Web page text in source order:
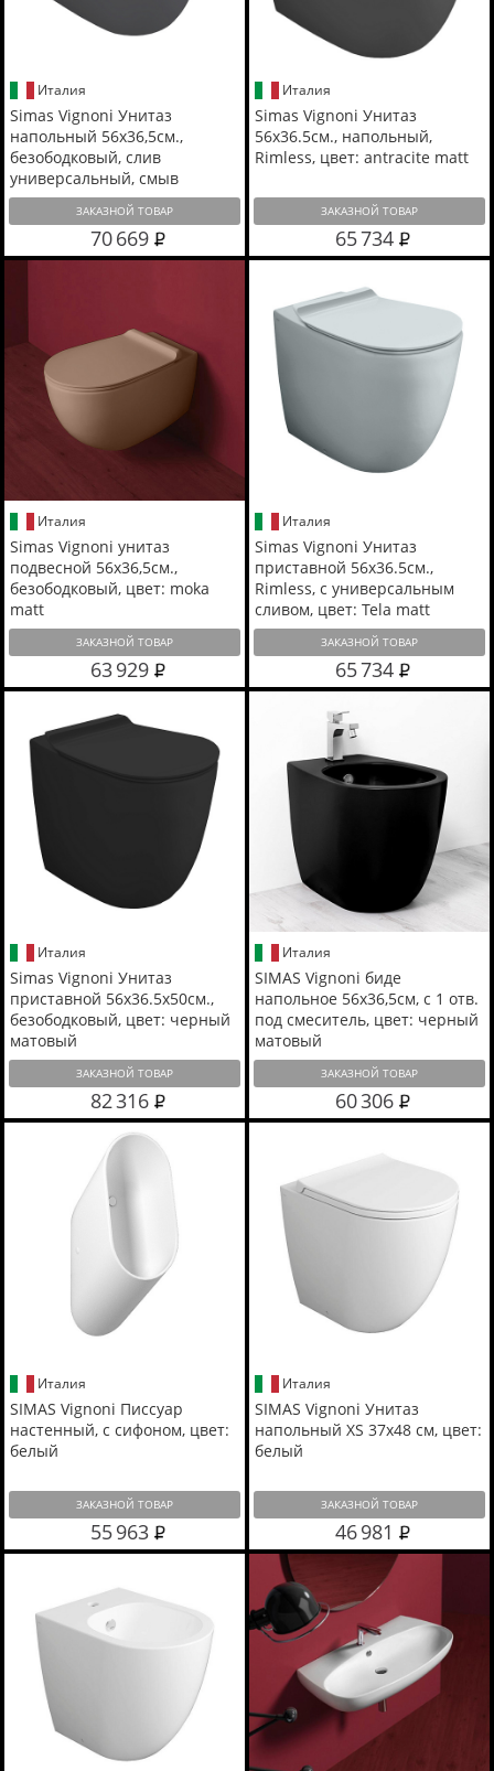
Италия
Simas Vignoni Унитаз
напольный 56х36,5см.,
безободковый, слив
универсальный, смыв
TORNADO (green vertigo),
цвет: antracite matt
ЗАКАЗНОЙ ТОВАР
70 669
Италия
Simas Vignoni Унитаз
56х36.5см., напольный,
Rimless, цвет: antracite matt
ЗАКАЗНОЙ ТОВАР
65 734
Италия
Simas Vignoni унитаз
подвесной 56х36,5см.,
безободковый, цвет: moka
matt
ЗАКАЗНОЙ ТОВАР
63 929
Италия
Simas Vignoni Унитаз
приставной 56х36.5см.,
Rimless, с универсальным
сливом, цвет: Tela matt
ЗАКАЗНОЙ ТОВАР
65 734
Италия
Simas Vignoni Унитаз
приставной 56х36.5х50см.,
безободковый, цвет: черный
матовый
ЗАКАЗНОЙ ТОВАР
82 316
Италия
SIMAS Vignoni биде
напольное 56x36,5см, с 1 отв.
под смеситель, цвет: черный
матовый
ЗАКАЗНОЙ ТОВАР
60 306
Италия
SIMAS Vignoni Писсуар
настенный, с сифоном, цвет:
белый
ЗАКАЗНОЙ ТОВАР
55 963
Италия
SIMAS Vignoni Унитаз
напольный XS 37х48 см, цвет:
белый
ЗАКАЗНОЙ ТОВАР
46 981